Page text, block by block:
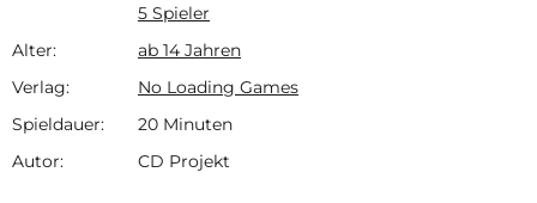
5 Spieler
Alter:
ab 14 Jahren
Verlag:
No Loading Games
Spieldauer:
20 Minuten
Autor:
CD Projekt